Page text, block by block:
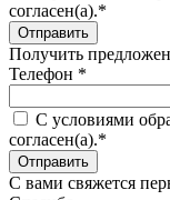
согласен(а).*
Получить
Телефон *
C условиями
согласен(а).*
С вами свяжется